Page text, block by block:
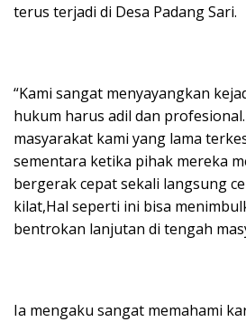
terus terjadi di Desa Padang Sari.
“Kami sangat menyayangkan
hukum harus adil dan
masyarakat kami yang lama
sementara ketika pihak mereka
bergerak cepat sekali langsung
kilat,Hal seperti ini bisa
bentrokan lanjutan di tengah
Ia mengaku sangat memahami